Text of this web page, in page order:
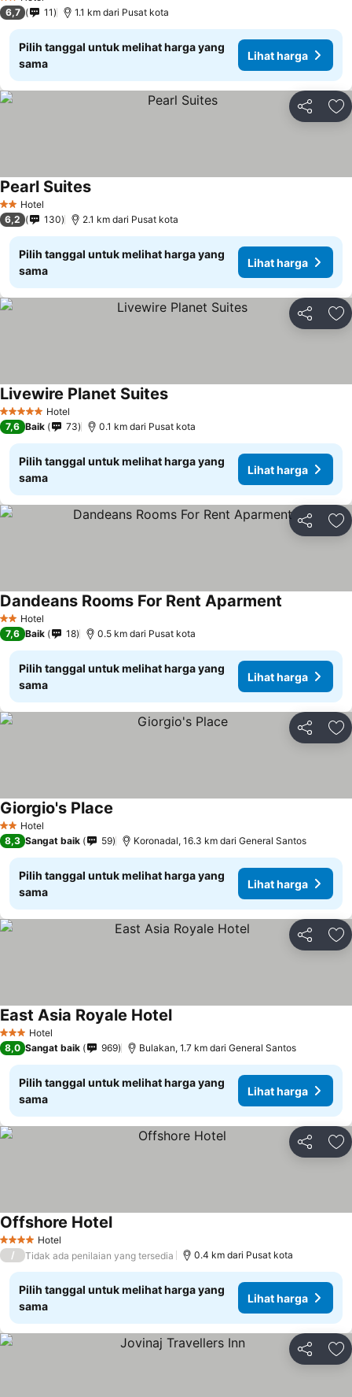
2 Bintang
6,7
11 1.1 km dari Pusat kota
Pilih tanggal untuk melihat harga yang
sama
Lihat harga
Bagikan
2 Bintang
Hotel
Pearl Suites
6,2 130 2.1 km dari Pusat kota
Pilih tanggal untuk melihat harga yang
sama
Lihat harga
Bagikan
5 Bintang Hotel
Livewire Planet Suites
7,6 Baik 73 0.1 km dari Pusat kota
Pilih tanggal untuk melihat harga yang
sama
Lihat harga
Bagikan
2 Bintang
Hotel
Dandeans Rooms For Rent Aparment
7,6 Baik 18 0.5 km dari Pusat kota
Pilih tanggal untuk melihat harga yang
sama
Lihat harga
Bagikan
2 Bintang
Hotel
Giorgio's Place
8,3 Sangat baik 59 Koronadal, 16.3 km dari General Santos
Pilih tanggal untuk melihat harga yang
sama
Lihat harga
Bagikan
3 BintangHotel
East Asia Royale Hotel
8,0 Sangat baik 969 Bulakan, 1.7 km dari General Santos
Pilih tanggal untuk melihat harga yang
sama
Lihat harga
Bagikan
4 BintangHotel
Offshore Hotel
/ Tidak ada penilaian yang tersedia 0.4 km dari Pusat kota
Pilih tanggal untuk melihat harga yang
sama
Lihat harga
Bagikan